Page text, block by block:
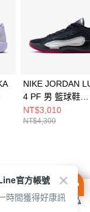
NIKE JORDAN
4 PF 男 籃球鞋
HF0824400
NT$3,010
NT$4,300
之詳情，及若您不希
，請參閱本網站「
隱私
官方帳號
時間獲得好康訊